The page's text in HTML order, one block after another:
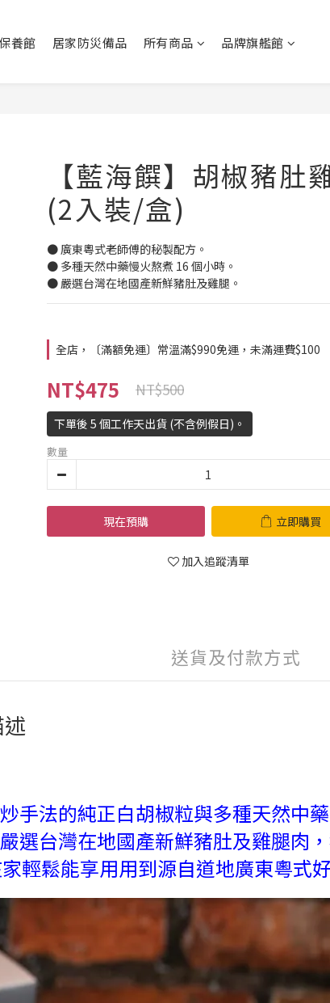
養館 居家防災備品 所有商品 品牌旗艦館
【藍海饌】胡椒豬肚
(2入裝/盒)
● 廣東粵式老師傅的秘製配方。
● 多種天然中藥慢火熬煮 16 個小時。
● 嚴選台灣在地國產新鮮豬肚及雞腿。
全店，〔滿額免運〕常溫滿$990免運，未滿運費$100
NT$475 NT$500
下單後 5 個工作天出貨 (不含例假日)。
數量
現在預購 立即購買
加入追蹤清單
送貨及付款方式
手法的純正白胡椒粒與多種天然中
選台灣在地國產新鮮豬肚及雞腿肉
輕鬆能享用用到源自道地廣東粵式